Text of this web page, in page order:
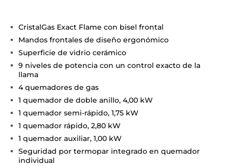
CristalGas Exact Flame con bisel frontal
Mandos frontales de diseño ergonómico
Superficie de vidrio cerámico
9 niveles de potencia con un control exacto de la
llama
4 quemadores de gas
1 quemador de doble anillo, 4,00 kW
1 quemador semi-rápido, 1,75 kW
1 quemador rápido, 2,80 kW
1 quemador auxiliar, 1,00 kW
Seguridad por termopar integrado en quemador
individual